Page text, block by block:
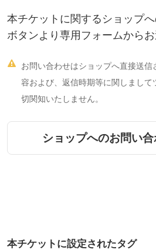
本チケットに関するショップ
ボタンより専用フォームからお

お問い合わせはショップへ直接送
容および、返信時期等に関しまし
切関知いたしません。
ショップへのお問い
本チケットに設定されたタグ